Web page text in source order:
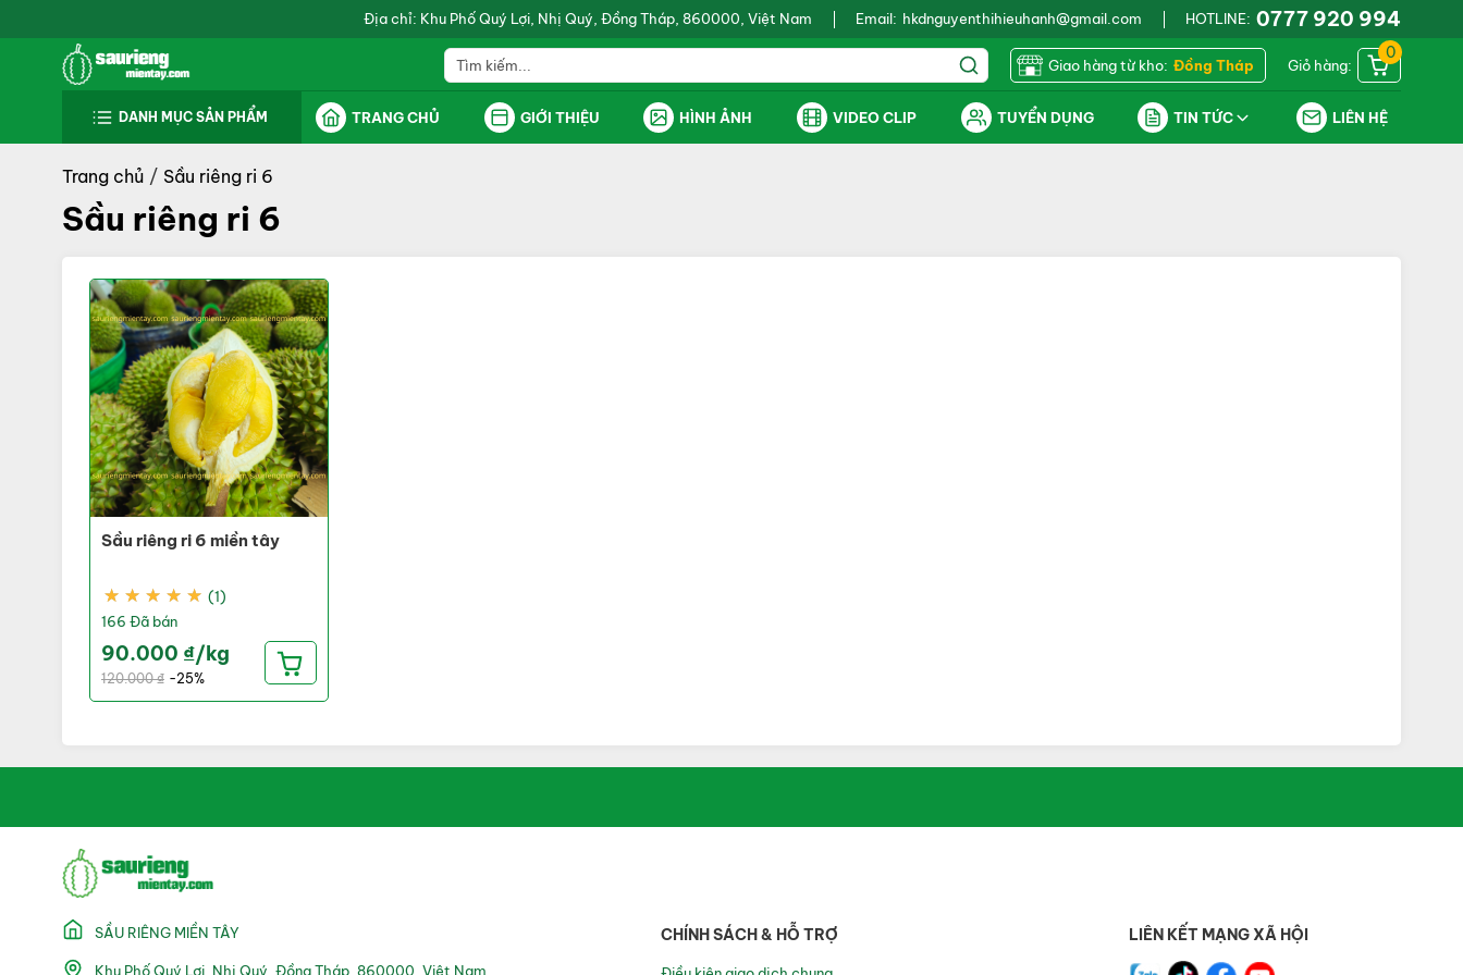
HOTLINE: 0777 920 994
Email: hkdnguyenthihieuhanh@gmail.com
Địa chỉ: Khu Phố Quý Lợi, Nhị Quý, Đồng Tháp, 860000, Việt Nam
0
Giỏ hàng:
Giao hàng từ kho: Đồng Tháp
DANH MỤC SẢN PHẨM TRANG CHỦ GIỚI THIỆU HÌNH ẢNH VIDEO CLIP TUYỂN DỤNG TIN TỨC LIÊN HỆ
Trang chủ Sầu riêng ri 6
Sầu riêng ri 6
Sầu riêng ri 6 miền tây
★ ★ ★ ★ ★
★ ★ ★ ★ ★ (1)
166 Đã bán
90.000 ₫/kg
120.000 ₫ -25%
SẦU RIÊNG MIỀN TÂY
Khu Phố Quý Lợi, Nhị Quý, Đồng Tháp, 860000, Việt Nam
CHÍNH SÁCH & HỖ TRỢ LIÊN KẾT MẠNG XÃ HỘI